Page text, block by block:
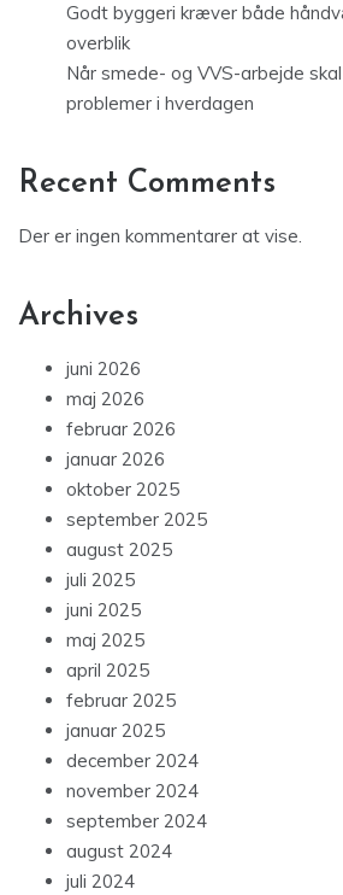
Godt byggeri kræver både
overblik
Når smede- og VVS-arbejde
problemer i hverdagen
Recent Comments
Der er ingen kommentarer at vise.
Archives
juni 2026
maj 2026
februar 2026
januar 2026
oktober 2025
september 2025
august 2025
juli 2025
juni 2025
maj 2025
april 2025
februar 2025
januar 2025
december 2024
november 2024
september 2024
august 2024
juli 2024